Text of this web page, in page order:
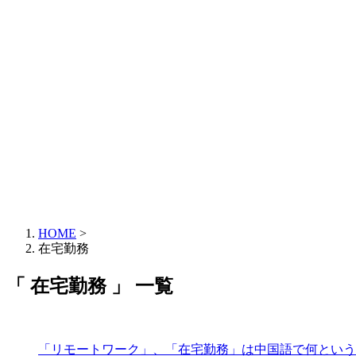
HOME >
在宅勤務
「 在宅勤務 」 一覧
「リモートワーク」、「在宅勤務」は中国語で何とい